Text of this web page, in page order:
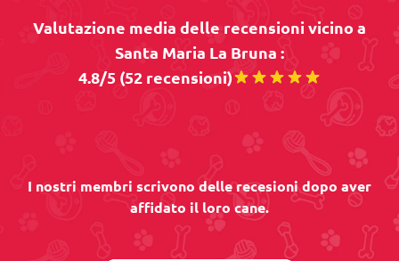
Valutazione media delle recensioni vicino a
Santa Maria La Bruna :
4.8/5 (52 recensioni)
I nostri membri scrivono delle recesioni dopo aver
affidato il loro cane.